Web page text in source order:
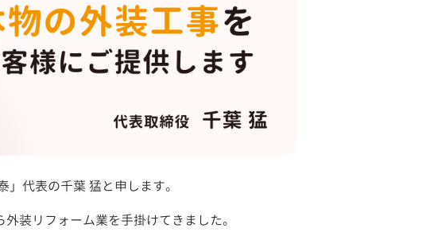
代表の千葉 猛と申します。
装リフォーム業を手掛けてきました。